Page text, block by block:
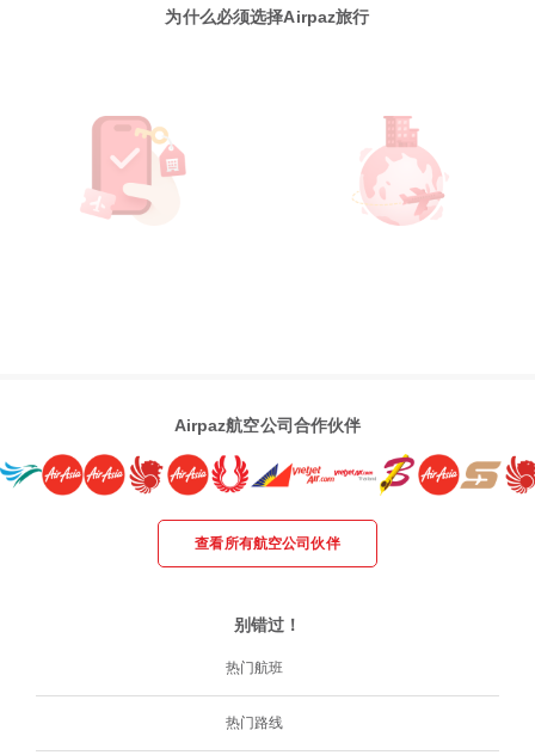
为什么必须选择Airpaz旅行
Airpaz航空公司合作伙伴
查看所有航空公司伙伴
别错过！
热门航班
热门路线